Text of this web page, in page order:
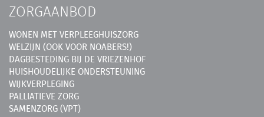
ZORGAANBOD
WONEN MET VERPLEEGHUISZORG
WELZIJN (OOK VOOR NOABERS!)
DAGBESTEDING BIJ DE VRIEZENHOF
HUISHOUDELIJKE ONDERSTEUNING
WIJKVERPLEGING
PALLIATIEVE ZORG
SAMENZORG (VPT)